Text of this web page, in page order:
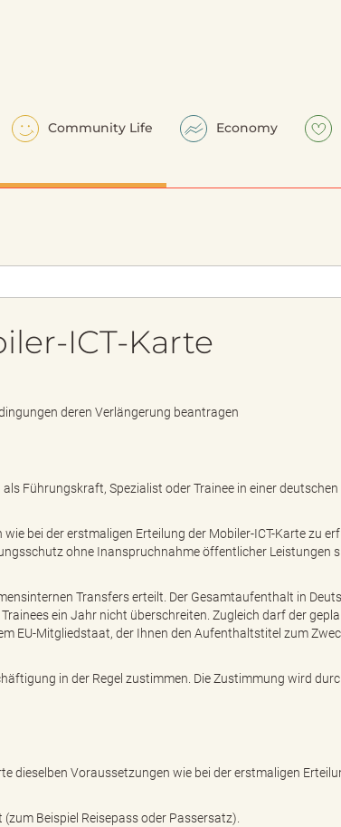
Community Life Economy
ICT-Karte
deren Verlängerung beantragen
Führungskraft, Spezialist oder Trainee in einer deutschen
bei der erstmaligen Erteilung der Mobiler-ICT-Karte zu
ohne Inanspruchnahme öffentlicher Leistungen
Transfers erteilt. Der Gesamtaufenthalt in
ein Jahr nicht überschreiten. Zugleich darf der
EU-Mitgliedstaat, der Ihnen den Aufenthaltstitel zum
in der Regel zustimmen. Die Zustimmung wird
dieselben Voraussetzungen wie bei der erstmaligen
Beispiel Reisepass oder Passersatz).